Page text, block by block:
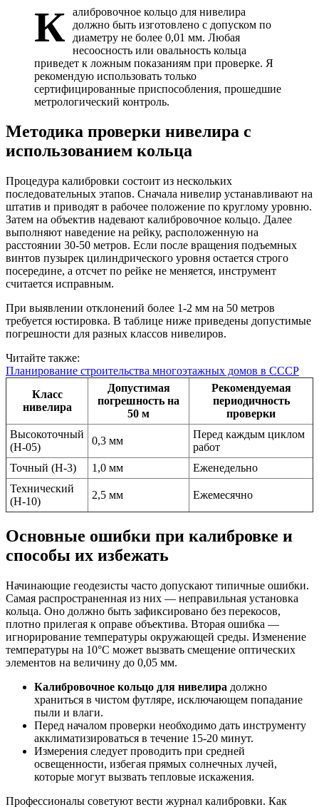
К
алибровочное кольцо для нивелира
должно быть изготовлено с допуском по
диаметру не более 0,01 мм. Любая
несоосность или овальность кольца
приведет к ложным показаниям при проверке. Я
рекомендую использовать только
сертифицированные приспособления, прошедшие
метрологический контроль.
Методика проверки нивелира с
использованием кольца
Процедура калибровки состоит из нескольких
последовательных этапов. Сначала нивелир устанавливают на
штатив и приводят в рабочее положение по круглому уровню.
Затем на объектив надевают калибровочное кольцо. Далее
выполняют наведение на рейку, расположенную на
расстоянии 30-50 метров. Если после вращения подъемных
винтов пузырек цилиндрического уровня остается строго
посередине, а отсчет по рейке не меняется, инструмент
считается исправным.
При выявлении отклонений более 1-2 мм на 50 метров
требуется юстировка. В таблице ниже приведены допустимые
погрешности для разных классов нивелиров.
Читайте также:
Планирование строительства многоэтажных домов в СССР
Класс
нивелира
Допустимая
погрешность на
50 м
Рекомендуемая
периодичность
проверки
Высокоточный
(Н-05)
0,3 мм
Перед каждым циклом
работ
Точный (Н-3)
1,0 мм
Еженедельно
Технический
(Н-10)
2,5 мм Ежемесячно
Основные ошибки при калибровке и
способы их избежать
Начинающие геодезисты часто допускают типичные ошибки.
Самая распространенная из них — неправильная установка
кольца. Оно должно быть зафиксировано без перекосов,
плотно прилегая к оправе объектива. Вторая ошибка —
игнорирование температуры окружающей среды. Изменение
температуры на 10°C может вызвать смещение оптических
элементов на величину до 0,05 мм.
Калибровочное кольцо для нивелира должно
храниться в чистом футляре, исключающем попадание
пыли и влаги.
Перед началом проверки необходимо дать инструменту
акклиматизироваться в течение 15-20 минут.
Измерения следует проводить при средней
освещенности, избегая прямых солнечных лучей,
которые могут вызвать тепловые искажения.
Профессионалы советуют вести журнал калибровки. Как